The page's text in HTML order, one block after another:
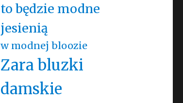
to będzie modne
jesienią
w modnej bloozie
Zara bluzki
damskie